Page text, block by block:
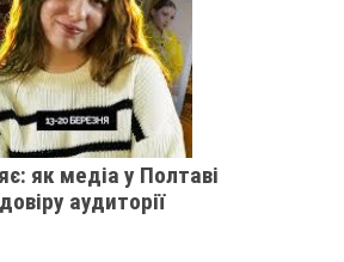
як медіа у Полтаві
аудиторії